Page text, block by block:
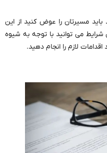
مسیرتان را عوض کنید از این
شرایط می توانید با توجه به شیوه
لازم را انجام دهید.